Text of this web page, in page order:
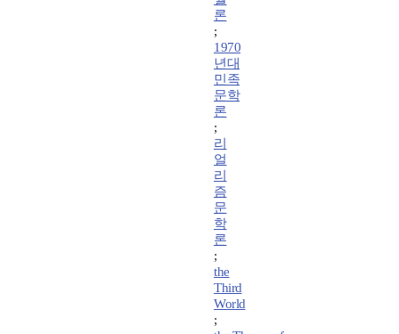
론
;
1970
년대
민족
문학
론
;
리
얼
리
즘
문
학
론
;
the
Third
World
;